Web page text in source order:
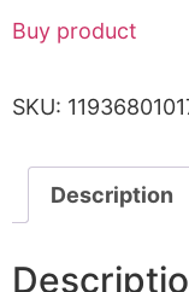
Buy product
SKU:
Description